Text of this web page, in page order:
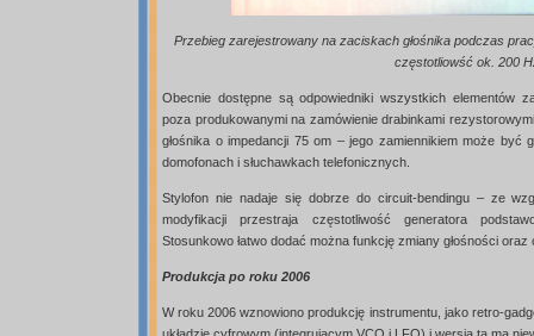
Przebieg zarejestrowany na zaciskach głośnika podczas
częstotliowść ok. 200
Obecnie dostępne są odpowiedniki wszystkich elementów
poza produkowanymi na zamówienie drabinkami
głośnika o impedancji 75 om – jego zamiennikiem może być
domofonach i słuchawkach telefonicznych.
Stylofon nie nadaje się dobrze do circuit-bendingu – ze
modyfikacji przestraja częstotliwość generatora
Stosunkowo łatwo dodać można funkcję zmiany głośności
Produkcja po roku 2006
W roku 2006 wznowiono produkcję instrumentu, jako retro-